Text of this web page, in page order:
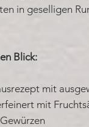
in geselligen
Blick:
mit
mit